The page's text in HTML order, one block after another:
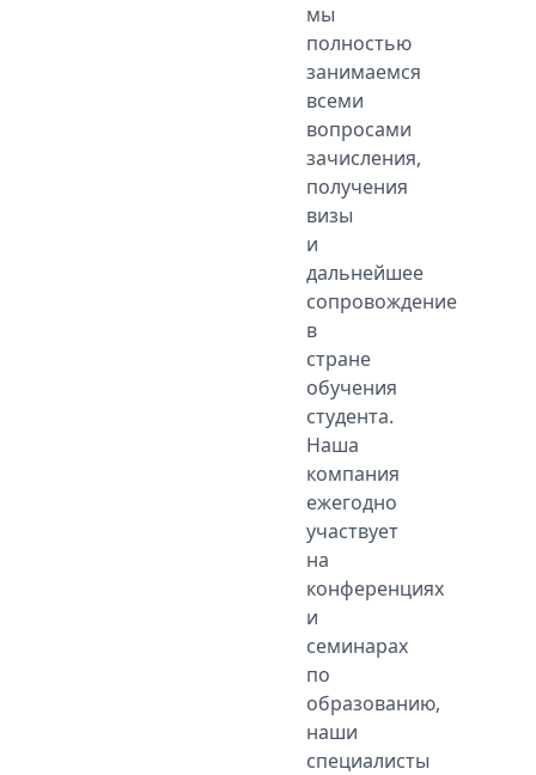
мы
полностью
занимаемся
всеми
вопросами
зачисления,
получения
визы
и
дальнейшее
сопровождение
в
стране
обучения
студента.
Наша
компания
ежегодно
участвует
на
конференциях
и
семинарах
по
образованию,
наши
специалисты